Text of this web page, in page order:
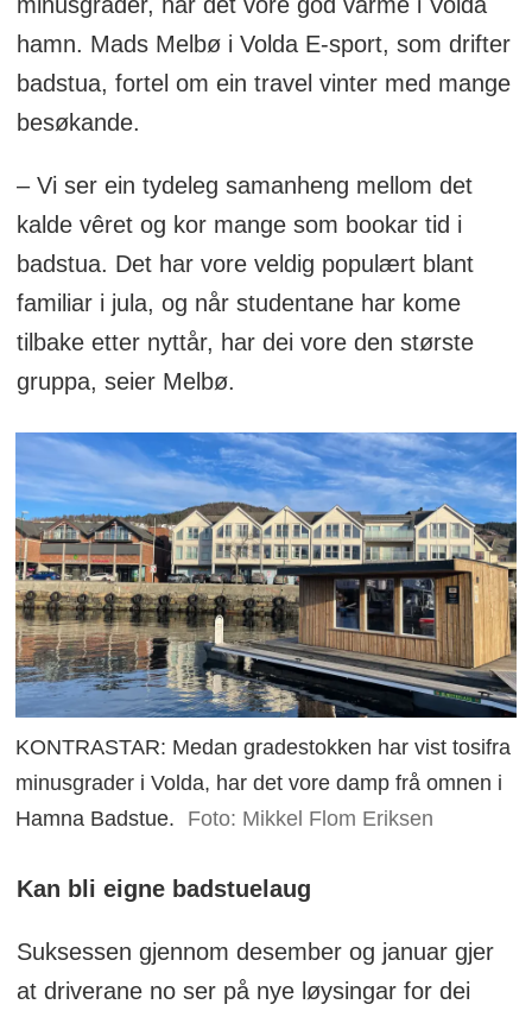
hamn. Mads Melbø i Volda E-sport, som drifter
badstua, fortel om ein travel vinter med mange
besøkande.
– Vi ser ein tydeleg samanheng mellom det
kalde vêret og kor mange som bookar tid i
badstua. Det har vore veldig populært blant
familiar i jula, og når studentane har kome
tilbake etter nyttår, har dei vore den største
gruppa, seier Melbø.
KONTRASTAR: Medan gradestokken har vist tosifra
minusgrader i Volda, har det vore damp frå omnen i
Hamna Badstue.
Foto: Mikkel Flom Eriksen
Kan bli eigne badstuelaug
Suksessen gjennom desember og januar gjer
at driverane no ser på nye løysingar for dei